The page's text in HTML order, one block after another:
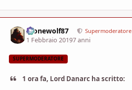
Alonewolf87 Supermoderatore
1 Febbraio 20197 anni
SUPERMODERATORE
1 ora fa, Lord Danarc ha scritto: